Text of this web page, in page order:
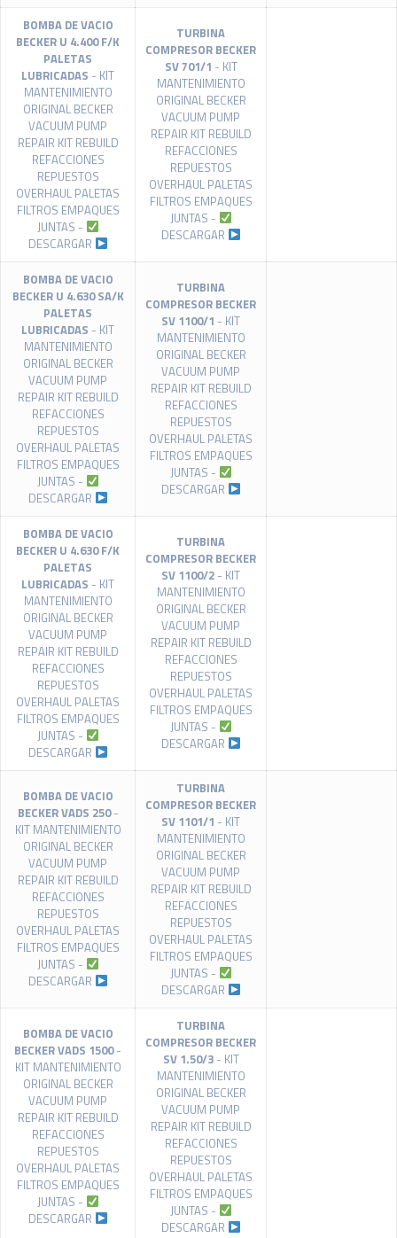
BOMBA DE VACIO
BECKER U 4.400 F/K
PALETAS
LUBRICADAS - KIT
MANTENIMIENTO
ORIGINAL BECKER
VACUUM PUMP
REPAIR KIT REBUILD
REFACCIONES
REPUESTOS
OVERHAUL PALETAS
FILTROS EMPAQUES
JUNTAS -
DESCARGAR
TURBINA
COMPRESOR BECKER
SV 701/1 - KIT
MANTENIMIENTO
ORIGINAL BECKER
VACUUM PUMP
REPAIR KIT REBUILD
REFACCIONES
REPUESTOS
OVERHAUL PALETAS
FILTROS EMPAQUES
JUNTAS -
DESCARGAR
BOMBA DE VACIO
BECKER U 4.630 SA/K
PALETAS
LUBRICADAS - KIT
MANTENIMIENTO
ORIGINAL BECKER
VACUUM PUMP
REPAIR KIT REBUILD
REFACCIONES
REPUESTOS
OVERHAUL PALETAS
FILTROS EMPAQUES
JUNTAS -
DESCARGAR
TURBINA
COMPRESOR BECKER
SV 1100/1 - KIT
MANTENIMIENTO
ORIGINAL BECKER
VACUUM PUMP
REPAIR KIT REBUILD
REFACCIONES
REPUESTOS
OVERHAUL PALETAS
FILTROS EMPAQUES
JUNTAS -
DESCARGAR
BOMBA DE VACIO
BECKER U 4.630 F/K
PALETAS
LUBRICADAS - KIT
MANTENIMIENTO
ORIGINAL BECKER
VACUUM PUMP
REPAIR KIT REBUILD
REFACCIONES
REPUESTOS
OVERHAUL PALETAS
FILTROS EMPAQUES
JUNTAS -
DESCARGAR
TURBINA
COMPRESOR BECKER
SV 1100/2 - KIT
MANTENIMIENTO
ORIGINAL BECKER
VACUUM PUMP
REPAIR KIT REBUILD
REFACCIONES
REPUESTOS
OVERHAUL PALETAS
FILTROS EMPAQUES
JUNTAS -
DESCARGAR
BOMBA DE VACIO
BECKER VADS 250-
KIT MANTENIMIENTO
ORIGINAL BECKER
VACUUM PUMP
REPAIR KIT REBUILD
REFACCIONES
REPUESTOS
OVERHAUL PALETAS
FILTROS EMPAQUES
JUNTAS -
DESCARGAR
TURBINA
COMPRESOR BECKER
SV 1101/1 - KIT
MANTENIMIENTO
ORIGINAL BECKER
VACUUM PUMP
REPAIR KIT REBUILD
REFACCIONES
REPUESTOS
OVERHAUL PALETAS
FILTROS EMPAQUES
JUNTAS -
DESCARGAR
BOMBA DE VACIO
BECKER VADS 1500-
KIT MANTENIMIENTO
ORIGINAL BECKER
VACUUM PUMP
REPAIR KIT REBUILD
REFACCIONES
REPUESTOS
OVERHAUL PALETAS
FILTROS EMPAQUES
JUNTAS -
DESCARGAR
TURBINA
COMPRESOR BECKER
SV 1.50/3- KIT
MANTENIMIENTO
ORIGINAL BECKER
VACUUM PUMP
REPAIR KIT REBUILD
REFACCIONES
REPUESTOS
OVERHAUL PALETAS
FILTROS EMPAQUES
JUNTAS -
DESCARGAR